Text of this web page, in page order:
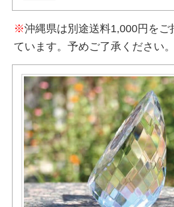
※沖縄県は別途送料1,000円をご
ています。予めご了承ください。